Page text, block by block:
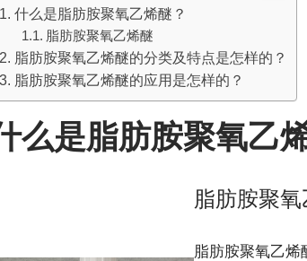
什么是脂肪胺聚氧乙烯醚？
脂肪胺聚氧乙烯醚
脂肪胺聚氧乙烯醚的分类及特点是怎样的？
脂肪胺聚氧乙烯醚的应用是怎样的？
么是脂肪胺聚氧乙
脂肪胺聚氧
脂肪胺聚氧乙烯